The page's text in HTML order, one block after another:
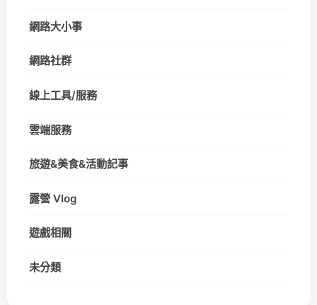
網路大小事
網路社群
線上工具/服務
雲端服務
旅遊&美食&活動記事
露營 Vlog
遊戲相關
未分類